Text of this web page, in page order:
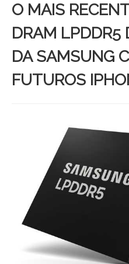
O MAIS
DRAM LPDDR5
DA SAMSUNG
FUTUROS